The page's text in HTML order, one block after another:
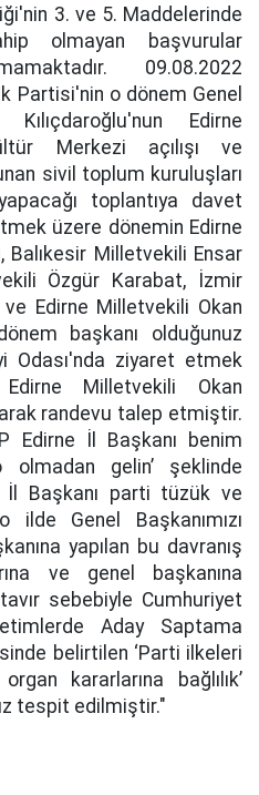
3. ve 5. Maddelerinde
olmayan başvurular
09.08.2022
Partisi'nin o dönem Genel
Edirne
Merkezi açılışı ve
sivil toplum kuruluşları
toplantıya davet
üzere dönemin Edirne
Balıkesir Milletvekili Ensar
Özgür Karabat, İzmir
Edirne Milletvekili Okan
başkanı olduğunuz
Odası'nda ziyaret etmek
Milletvekili Okan
randevu talep etmiştir.
Edirne İl Başkanı benim
olmadan gelin’ şeklinde
İl Başkanı parti tüzük ve
ilde Genel Başkanımızı
yapılan bu davranış
ve genel başkanına
sebebiyle Cumhuriyet
Aday Saptama
belirtilen ‘Parti ilkeleri
kararlarına bağlılık’
tespit edilmiştir."